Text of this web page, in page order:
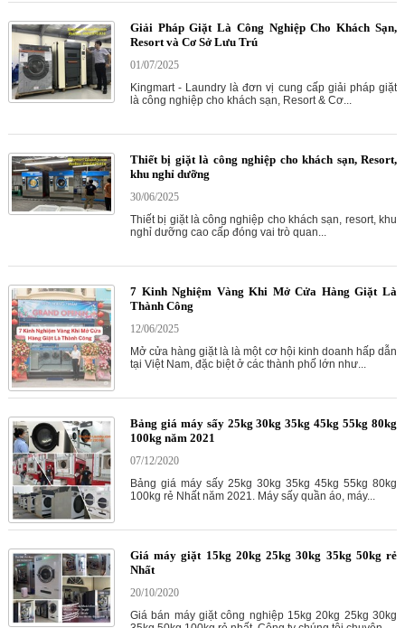
Giải Pháp Giặt Là Công Nghiệp Cho Khách Sạn,
Resort và Cơ Sở Lưu Trú
01/07/2025
Kingmart - Laundry là đơn vị cung cấp giải pháp giặt
là công nghiệp cho khách sạn, Resort & Cơ...
Thiết bị giặt là công nghiệp cho khách sạn, Resort,
khu nghỉ dưỡng
30/06/2025
Thiết bị giặt là công nghiệp cho khách sạn, resort, khu
nghỉ dưỡng cao cấp đóng vai trò quan...
7 Kinh Nghiệm Vàng Khi Mở Cửa Hàng Giặt Là
Thành Công
12/06/2025
Mở cửa hàng giặt là là một cơ hội kinh doanh hấp dẫn
tại Việt Nam, đặc biệt ở các thành phố lớn như...
Bảng giá máy sấy 25kg 30kg 35kg 45kg 55kg 80kg
100kg năm 2021
07/12/2020
Bảng giá máy sấy 25kg 30kg 35kg 45kg 55kg 80kg
100kg rẻ Nhất năm 2021. Máy sấy quần áo, máy...
Giá máy giặt 15kg 20kg 25kg 30kg 35kg 50kg rẻ
Nhất
20/10/2020
Giá bán máy giặt công nghiệp 15kg 20kg 25kg 30kg